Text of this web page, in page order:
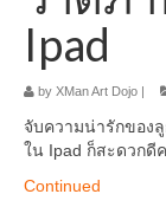
Ipad
by XMan Art Dojo |
จับความน่ารักของ
ใน Ipad ก็สะดวกดี
Continued